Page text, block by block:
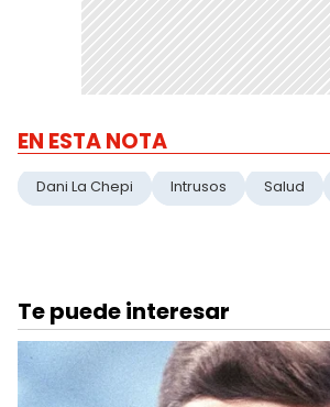
EN ESTA NOTA
Dani La Chepi Intrusos Salud